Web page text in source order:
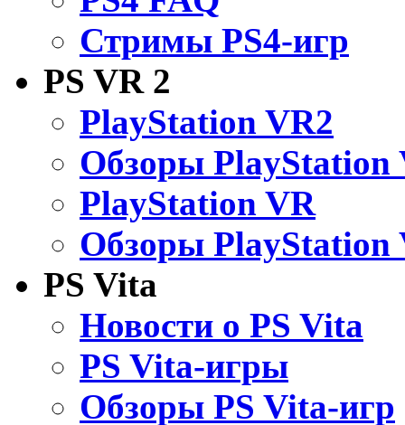
Стримы PS4-игр
PS VR 2
PlayStation VR2
Обзоры PlayStation
PlayStation VR
Обзоры PlayStation
PS Vita
Новости о PS Vita
PS Vita-игры
Обзоры PS Vita-игр